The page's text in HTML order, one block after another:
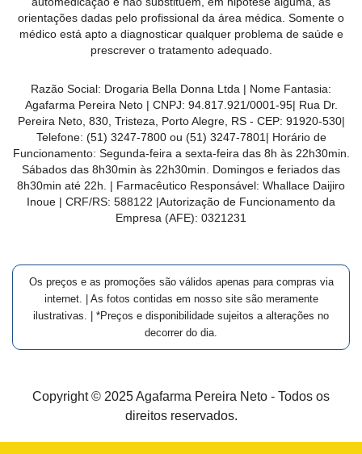
PRÓXIMA
DO
CLIENTE
orientações dadas pelo profissional da área médica. Somente o
médico está apto a diagnosticar qualquer problema de saúde e
prescrever o tratamento adequado.
Razão Social: Drogaria Bella Donna Ltda | Nome Fantasia:
Agafarma Pereira Neto | CNPJ: 94.817.921/0001-95| Rua Dr.
Pereira Neto, 830, Tristeza, Porto Alegre, RS - CEP: 91920-530|
Telefone: (51) 3247-7800 ou (51) 3247-7801 | Horário de
Funcionamento: Segunda-feira a sexta-feira das 8h às 22h30min.
Sábados das 8h30min às 22h30min. Domingos e feriados das
8h30min até 22h. | Farmacêutico Responsável: Whallace Daijiro
Inoue | CRF/RS: 588122 |Autorização de Funcionamento da
Empresa (AFE): 0321231
Os preços e as promoções são válidos apenas para compras via
internet. | As fotos contidas em nosso site são meramente
ilustrativas. | *Preços e disponibilidade sujeitos a alterações no
decorrer do dia.
Copyright © 2025 Agafarma Pereira Neto - Todos os
direitos reservados.